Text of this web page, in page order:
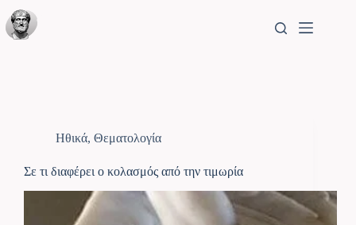
Ηθικά, Θεματολογία
Σε τι διαφέρει ο κολασμός από την τιμωρία